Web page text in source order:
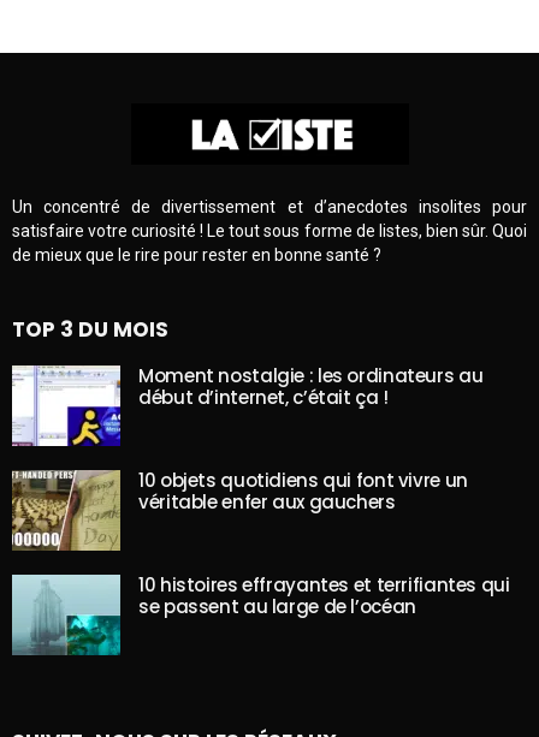
Un concentré de divertissement et d’anecdotes insolites pour
satisfaire votre curiosité ! Le tout sous forme de listes, bien sûr. Quoi
de mieux que le rire pour rester en bonne santé ?
TOP 3 DU MOIS
Moment nostalgie : les ordinateurs au
début d’internet, c’était ça !
10 objets quotidiens qui font vivre un
véritable enfer aux gauchers
10 histoires effrayantes et terrifiantes qui
se passent au large de l’océan